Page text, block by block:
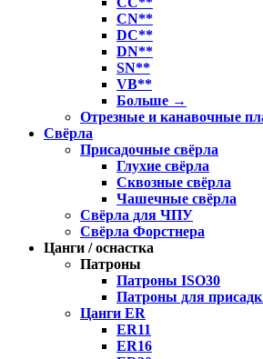
CN**
DC**
DN**
SN**
VB**
Больше →
Отрезные и канавочные
Свёрла
Присадочные свёрла
Глухие свёрла
Сквозные свёрла
Чашечные свёрла
Свёрла для ЧПУ
Свёрла Форстнера
Цанги / оснастка
Патроны
Патроны ISO30
Патроны для
Цанги ER
ER11
ER16